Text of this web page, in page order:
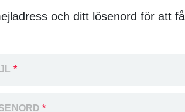
och ditt lösenord för att
*
*